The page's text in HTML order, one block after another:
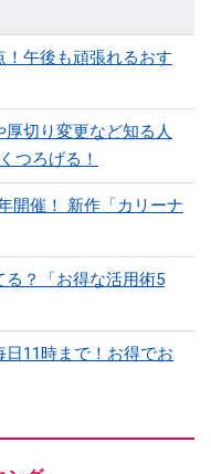
！午後も頑張れるおす
厚切り変更など知る人
つろげる！
開催！ 新作「カリーナ
る？「お得な活用術5
日11時まで！お得でお